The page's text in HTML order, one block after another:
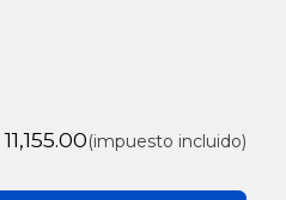
11,155.00(impuesto incluido)